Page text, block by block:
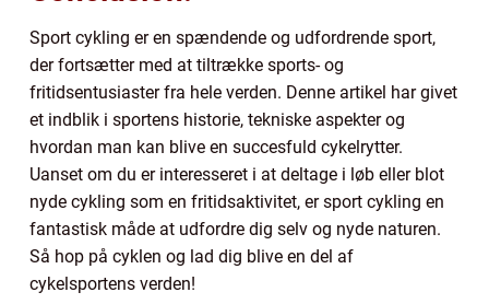
Sport cykling er en spændende og udfordrende sport,
der fortsætter med at tiltrække sports- og
fritidsentusiaster fra hele verden. Denne artikel har givet
et indblik i sportens historie, tekniske aspekter og
hvordan man kan blive en succesfuld cykelrytter.
Uanset om du er interesseret i at deltage i løb eller blot
nyde cykling som en fritidsaktivitet, er sport cykling en
fantastisk måde at udfordre dig selv og nyde naturen.
Så hop på cyklen og lad dig blive en del af
cykelsportens verden!